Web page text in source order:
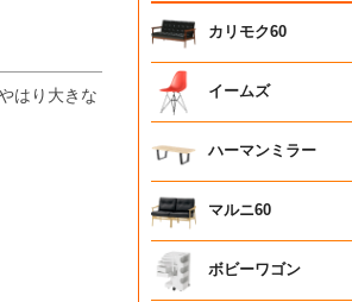
はり大きな
カリモク60
イームズ
ハーマンミラー
マルニ60
ボビーワゴン